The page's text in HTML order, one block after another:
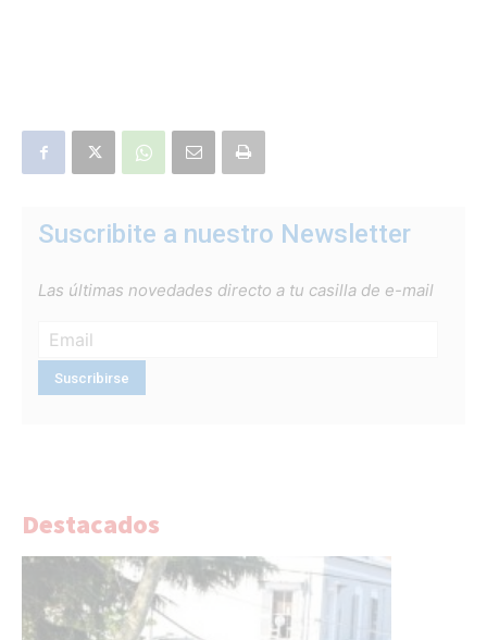
Suscribite a nuestro Newsletter
Las últimas novedades directo a tu casilla de e-mail
Destacados